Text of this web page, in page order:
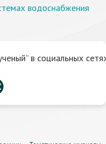
водоснабжения
в социальных